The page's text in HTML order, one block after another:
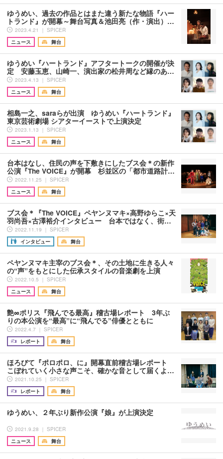
ゆうめい、過去の作品とはまた違う新たな物語『ハー
トランド』が開幕～舞台写真＆池田亮（作・演出）…
2023.4.21 ｜ SPICER
ニュース
舞台
ゆうめい『ハートランド』アフタートークの開催が決
定 安藤玉恵、山崎一、演出家の松井周など縁のあ…
2023.4.13 ｜ SPICER
ニュース
舞台
相島一之、saraらが出演 ゆうめい『ハートランド』
東京芸術劇場 シアターイーストで上演決定
2023.1.13 ｜ SPICER
ニュース
舞台
台本はなし、住民の声を下敷きにしたブス会＊の新作
公演『The VOICE』が開幕 杉並区の「都市道路計…
2022.11.25 ｜ SPICER
ニュース
舞台
ブス会＊『The VOICE』ペヤンヌマキ×高野ゆらこ×天
羽尚吾×古澤裕介インタビュー 台本ではなく、街…
2022.11.19 ｜ SPICER
インタビュー
舞台
ペヤンヌマキ主宰のブス会＊、その土地に生きる人々
の“声”をもとにした伝承スタイルの音楽劇を上演
2022.10.5 ｜ SPICER
ニュース
舞台
艶∞ポリス『飛んでる最高』稽古場レポート 3年ぶ
りの本公演を“最高”に“飛んでる”俳優とともに
2022.4.7 ｜ SPICER
レポート
舞台
ほろびて『ポロポロ、に』開幕直前稽古場レポート
こぼれていく小さな声こそ、確かな音として届くよ…
2021.10.25 ｜ SPICER
レポート
舞台
ゆうめい、２年ぶり新作公演『娘』が上演決定
2021.9.28 ｜ SPICER
ニュース
舞台